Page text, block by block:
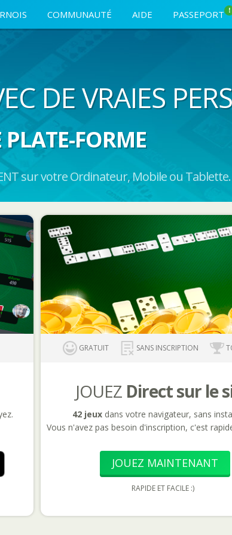
COMMUNAUTÉ AIDE PASSEPORT !
DE VRAIES
FORME
sur votre Ordinateur, Mobile ou Tablette.
GRATUIT SANS INSCRIPTION
JOUEZ Direct sur le
42 jeux dans votre navigateur, sans
Vous n'avez pas besoin d'inscription, c'est
JOUEZ MAINTENANT
RAPIDE ET FACILE :)